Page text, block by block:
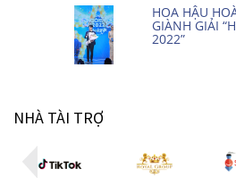
HOA HẬU
GIÀNH GIẢI
2022”
NHÀ TÀI TRỢ